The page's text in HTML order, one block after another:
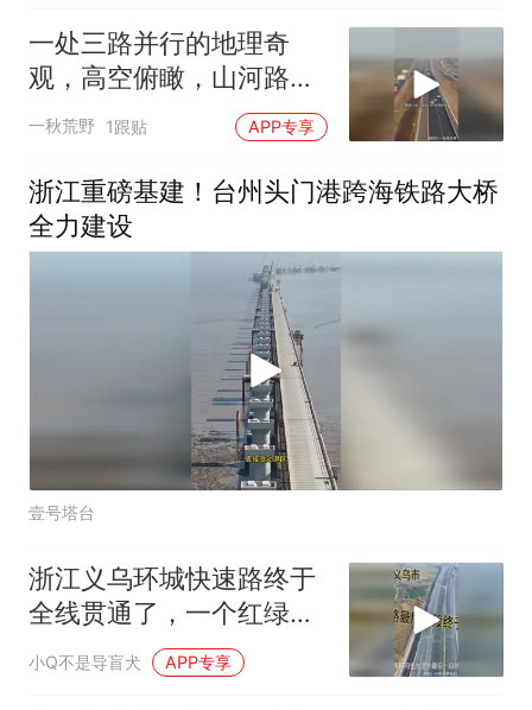
一处三路并行的地理奇
观，高空俯瞰，山河路网
交织场面壮阔无比
一秋荒野 1跟贴 APP专享
浙江重磅基建！台州头门港跨海铁路大桥
全力建设
壹号塔台
浙江义乌环城快速路终于
全线贯通了，一个红绿灯
都没有全程快速路
小Q不是导盲犬 APP专享